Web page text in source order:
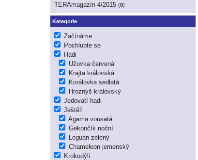
TERAmagazín 4/2015 (0)
Kategorie
Začínáme
Pochlubte se
Hadi
Užovka červená
Krajta královská
Korálovka sedlatá
Hroznýš královský
Jedovatí hadi
Ještěři
Agama vousatá
Gekončík noční
Leguán zelený
Chameleon jemenský
Krokodýli